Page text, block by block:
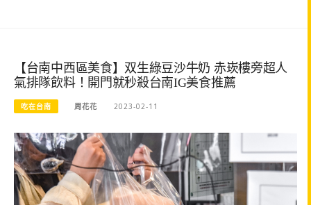
【台南中西區美食】双生綠豆沙牛奶 赤崁樓旁超人
氣排隊飲料！開門就秒殺台南IG美食推薦
吃在台南 周花花 2023-02-11